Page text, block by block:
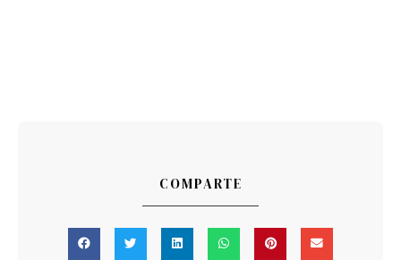
COMPARTE